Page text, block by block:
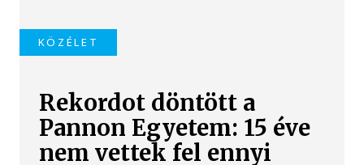
KÖZÉLET
Rekordot döntött a
Pannon Egyetem: 15 éve
nem vettek fel ennyi